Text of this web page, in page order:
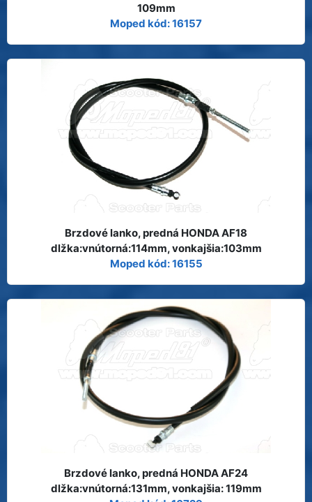
109mm
Moped kód: 16157
Brzdové lanko, predná HONDA AF18
dlžka:vnútorná:114mm, vonkajšia:103mm
Moped kód: 16155
Brzdové lanko, predná HONDA AF24
dlžka:vnútorná:131mm, vonkajšia: 119mm